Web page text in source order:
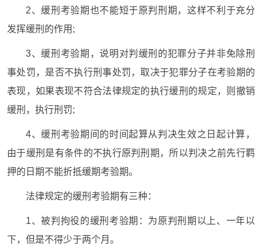
2、缓刑考验期也不能短于原判刑期，这样不利于充分
发挥缓刑的作用;
3、缓刑考验期，说明对判缓刑的犯罪分子并非免除刑
事处罚，是否不执行刑事处罚，取决于犯罪分子在考验期的
表现，如果表现不符合法律规定的执行缓刑的规定，则撤销
缓刑，执行刑罚;
4、缓刑考验期间的时间起算从判决生效之日起计算，
由于缓刑是有条件的不执行原判刑期，所以判决之前先行羁
押的日期不能折抵缓期考验期。
法律规定的缓刑考验期有三种：
1、被判拘役的缓刑考验期：为原判刑期以上、一年以
下，但是不得少于两个月。